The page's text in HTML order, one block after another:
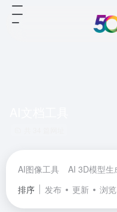
AI图像工具 AI 3D模型生
排序
发布 更新 浏览